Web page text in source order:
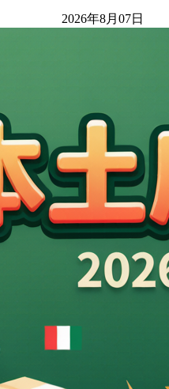
2026年8月07日